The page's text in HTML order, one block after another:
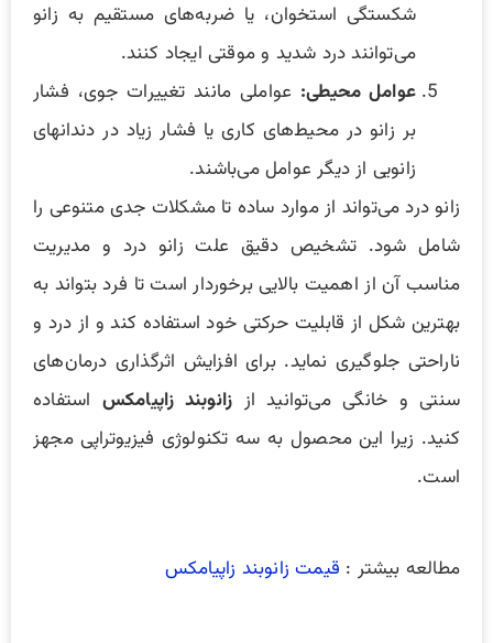
شکستگی استخوان، یا ضربه‌های مستقیم به زانو
می‌توانند درد شدید و موقتی ایجاد کنند.
عوامل محیطی: عواملی مانند تغییرات جوی، فشار
بر زانو در محیط‌های کاری یا فشار زیاد در دندانهای
زانویی از دیگر عوامل می‌باشند.
زانو درد می‌تواند از موارد ساده تا مشکلات جدی متنوعی را
شامل شود. تشخیص دقیق علت زانو درد و مدیریت
مناسب آن از اهمیت بالایی برخوردار است تا فرد بتواند به
بهترین شکل از قابلیت حرکتی خود استفاده کند و از درد و
ناراحتی جلوگیری نماید. برای افزایش اثرگذاری درمان‌های
سنتی و خانگی می‌توانید از زانوبند زاپیامکس استفاده
کنید. زیرا این محصول به سه تکنولوژی فیزیوتراپی مجهز
است.
مطالعه بیشتر : قیمت زانوبند زاپیامکس